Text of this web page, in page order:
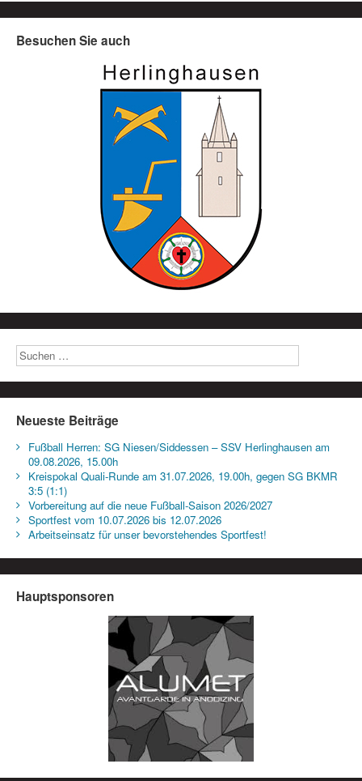
Besuchen Sie auch
Neueste Beiträge
Fußball Herren: SG Niesen/Siddessen – SSV Herlinghausen am
09.08.2026, 15.00h
Kreispokal Quali-Runde am 31.07.2026, 19.00h, gegen SG BKMR
3:5 (1:1)
Vorbereitung auf die neue Fußball-Saison 2026/2027
Sportfest vom 10.07.2026 bis 12.07.2026
Arbeitseinsatz für unser bevorstehendes Sportfest!
Hauptsponsoren